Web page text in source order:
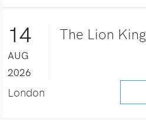
14
AUG
2026
The Lion King
London